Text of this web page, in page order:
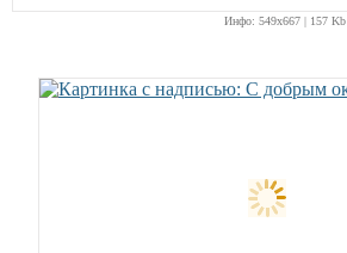
Инфо: 549х667 | 157 Kb